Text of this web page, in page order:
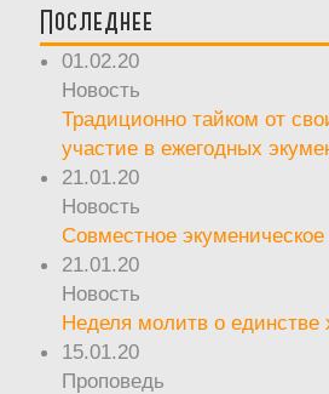
Последнее
01.02.20
Новость
Традиционно тайком от
участие в ежегодных
21.01.20
Новость
Совместное
21.01.20
Новость
Неделя молитв о единстве
15.01.20
Проповедь